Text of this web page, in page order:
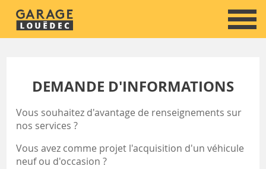
DEMANDE D'INFORMATIONS
Vous souhaitez d'avantage de renseignements sur
nos services ?
Vous avez comme projet l'acquisition d'un véhicule
neuf ou d'occasion ?